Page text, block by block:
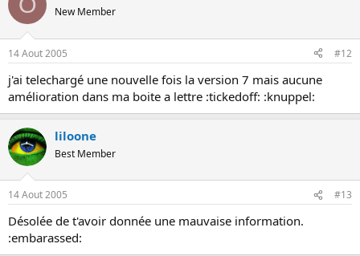
New Member
14 Aout 2005 #12
j'ai telechargé une nouvelle fois la version 7 mais aucune
amélioration dans ma boite a lettre :tickedoff: :knuppel:
liloone
Best Member
14 Aout 2005 #13
Désolée de t'avoir donnée une mauvaise information.
:embarassed: